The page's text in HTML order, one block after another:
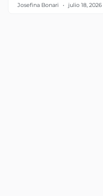
Josefina Bonari julio 18, 2026